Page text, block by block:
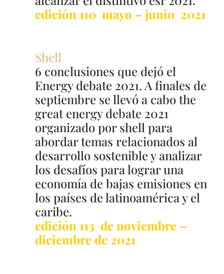
edición 110 mayo – junio 2021
Shell
6 conclusiones que dejó el
Energy debate 2021. A finales de
septiembre se llevó a cabo the
great energy debate 2021
organizado por shell para
abordar temas relacionados al
desarrollo sostenible y analizar
los desafíos para lograr una
economía de bajas emisiones en
los países de latinoamérica y el
caribe.
edición 113 de noviembre –
diciembre de 2021